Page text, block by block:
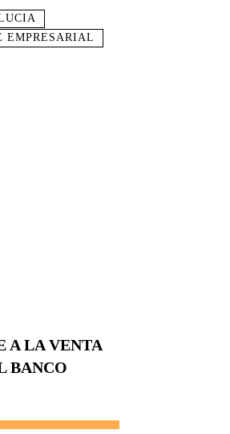
EMPRESARIAL
A LA VENTA
BANCO